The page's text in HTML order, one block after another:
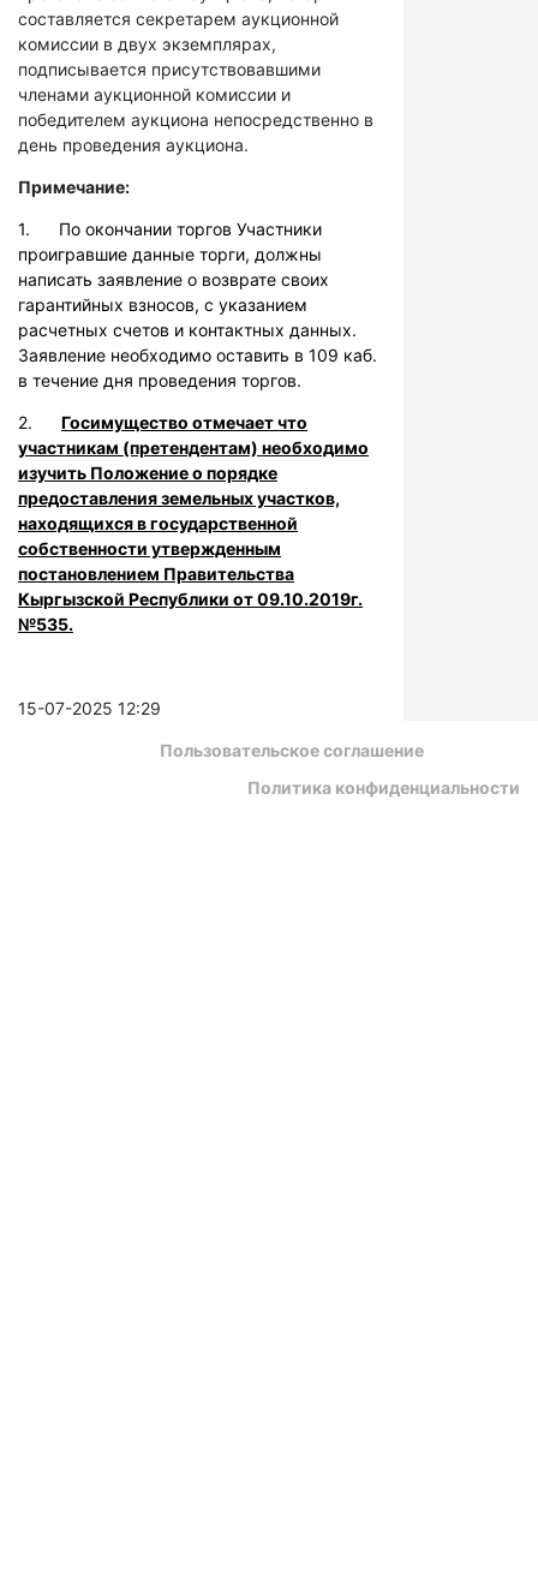
составляется секретарем аукционной
комиссии в двух экземплярах,
подписывается присутствовавшими
членами аукционной комиссии и
победителем аукциона непосредственно в
день проведения аукциона.
Примечание:
1. По окончании торгов Участники
проигравшие данные торги, должны
написать заявление о возврате своих
гарантийных взносов, с указанием
расчетных счетов и контактных данных.
Заявление необходимо оставить в 109 каб.
в течение дня проведения торгов.
2. Госимущество отмечает что
участникам (претендентам) необходимо
изучить Положение о порядке
предоставления земельных участков,
находящихся в государственной
собственности утвержденным
постановлением Правительства
Кыргызской Республики от 09.10.2019г.
№535.
15-07-2025 12:29
Пользовательское соглашение
Политика конфиденциальности